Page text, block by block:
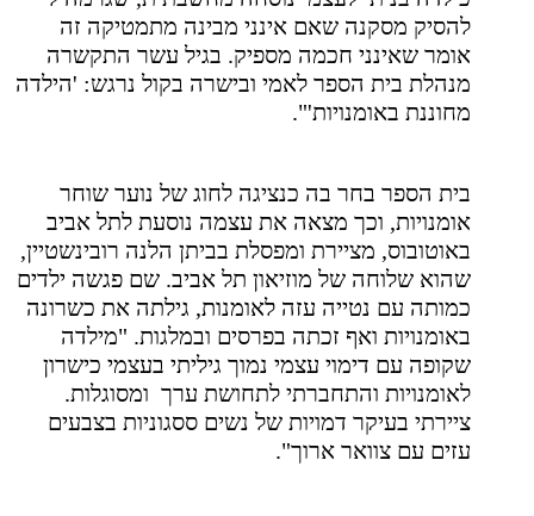
להסיק מסקנה שאם אינני מבינה מתמטיקה זה
אומר שאינני חכמה מספיק. בגיל עשר התקשרה
מנהלת בית הספר לאמי ובישרה בקול נרגש: 'הילדה
מחוננת באומנויות'".
בית הספר בחר בה כנציגה לחוג של נוער שוחר
אומנויות, וכך מצאה את עצמה נוסעת לתל אביב
באוטובוס, מציירת ומפסלת בביתן הלנה רובינשטיין,
שהוא שלוחה של מוזיאון תל אביב. שם פגשה ילדים
כמותה עם נטייה עזה לאומנות, גילתה את כשרונה
באומנויות ואף זכתה בפרסים ובמלגות. "מילדה
שקופה עם דימוי עצמי נמוך גיליתי בעצמי כישרון
לאומנויות והתחברתי לתחושת ערך ומסוגלות.
ציירתי בעיקר דמויות של נשים ססגוניות בצבעים
עזים עם צוואר ארוך".